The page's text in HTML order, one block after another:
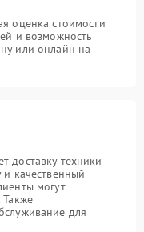
оценка стоимости
и возможность
или онлайн на
доставку техники
качественный
могут
Также
для